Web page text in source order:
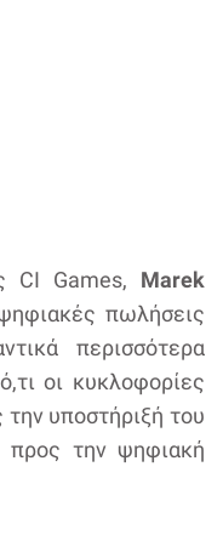
CI Games, Marek
πωλήσεις
περισσότερα
οι κυκλοφορίες
υποστήριξή του
προς την ψηφιακή